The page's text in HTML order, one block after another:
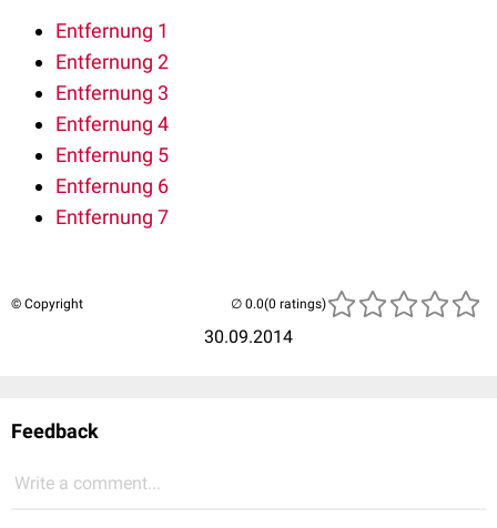
Entfernung 1
Entfernung 2
Entfernung 3
Entfernung 4
Entfernung 5
Entfernung 6
Entfernung 7
© Copyright
30.09.2014
(0 ratings)
Feedback
Write a comment...